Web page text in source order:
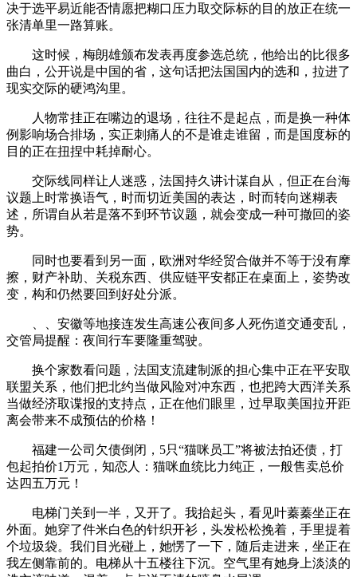
决于选平易近能否情愿把糊口压力取交际标的目的放正在统一
张清单里一路算账。
这时候，梅朗雄颁布发表再度参选总统，他给出的比很多
曲白，公开说是中国的省，这句话把法国国内的选和，拉进了
现实交际的硬鸿沟里。
人物常挂正在嘴边的退场，往往不是起点，而是换一种体
例影响场合排场，实正刺痛人的不是谁走谁留，而是国度标的
目的正在扭捏中耗掉耐心。
交际线同样让人迷惑，法国持久讲计谋自从，但正在台海
议题上时常换语气，时而切近美国的表达，时而转向迷糊表
述，所谓自从若是落不到环节议题，就会变成一种可撤回的姿
势。
同时也要看到另一面，欧洲对华经贸合做并不等于没有摩
擦，财产补助、关税东西、供应链平安都正在桌面上，姿势改
变，构和仍然要回到好处分派。
、、安徽等地接连发生高速公夜间多人死伤道交通变乱，
交管局提醒：夜间行车要隆重驾驶。
换个家数看问题，法国支流建制派的担心集中正在平安取
联盟关系，他们把北约当做风险对冲东西，也把跨大西洋关系
当做经济取谍报的支持点，正在他们眼里，过早取美国拉开距
离会带来不成预估的价格！
福建一公司欠债倒闭，5只“猫咪员工”将被法拍还债，打
包起拍价1万元，知恋人：猫咪血统比力纯正，一般售卖总价
达四五万元！
电梯门关到一半，又开了。我抬起头，看见叶蓁蓁坐正在
外面。她穿了件米白色的针织开衫，头发松松挽着，手里提着
个垃圾袋。我们目光碰上，她愣了一下，随后走进来，坐正在
我左侧靠前的。电梯从十五楼往下沉。空气里有她身上淡淡的